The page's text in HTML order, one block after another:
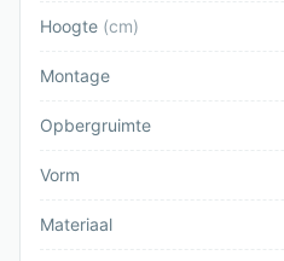
Hoogte (cm)
Montage
Opbergruimte
Vorm
Materiaal